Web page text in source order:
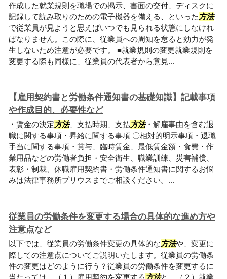
作成した就業規則を職場での掲示、書面の交付、ディスクに
記録して読み取りのための電子機器を備える、といった 方法
で従業員が見ようと思えばいつでも見られる状態にしなけれ
ばなりません。この際に、従業員への周知を怠ると効力が発
生しないため注意が必要です。 ■就業規則の変更就業規則を
変更する際も同様に、従業員の代表者から意見...
【雇用契約書と労働条件通知書の基礎知識】記載事項
や作成目的、必要性など
・賃金の決定方法、支払時期、支払方法・解雇事由を含む退
職に関する事項・昇給に関する事項 〇相対的明示事項・退職
手当に関する事項・賞与、臨時賃金、最低賃金額・食費・作
業用品などの労働者負担・安全衛生、職業訓練、災害補償、
表彰・制裁、休職雇用契約書・労働条件通知書に関するお悩
みは法律事務所プリウスまでご相談ください。...
従業員の労働条件を変更する場合の具体的な進め方や
注意点など
以下では、従業員の労働条件変更の具体的な方法や、変更に
際しての注意点についてご説明いたします。従業員の労働条
件の変更はどのように行う？従業員の労働条件を変更するに
当たっては、（１）雇用契約を変更する 方法と、（２）就業